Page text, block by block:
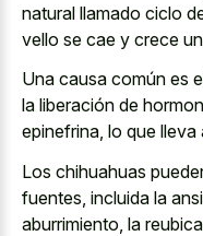
natural llamado ciclo
vello se cae y crece
Una causa común es
la liberación de
epinefrina, lo que lleva
Los chihuahuas
fuentes, incluida la
aburrimiento, la